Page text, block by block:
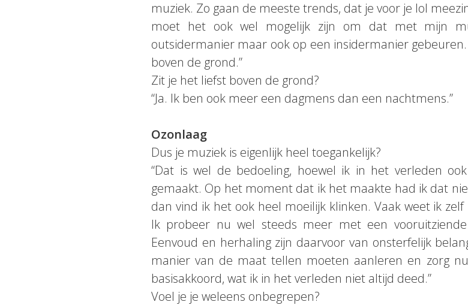
muziek. Zo gaan de meeste trends, dat je voor je lol
moet het ook wel mogelijk zijn om dat met mijn
outsidermanier maar ook op een insidermanier
boven de grond.”
Zit je het liefst boven de grond?
“Ja. Ik ben ook meer een dagmens dan een nachtmens.”
Ozonlaag
Dus je muziek is eigenlijk heel toegankelijk?
“Dat is wel de bedoeling, hoewel ik in het verleden
gemaakt. Op het moment dat ik het maakte had ik dat
dan vind ik het ook heel moeilijk klinken. Vaak weet ik
Ik probeer nu wel steeds meer met een
Eenvoud en herhaling zijn daarvoor van onsterfelijk
manier van de maat tellen moeten aanleren en zorg
basisakkoord, wat ik in het verleden niet altijd deed.”
Voel je je weleens onbegrepen?